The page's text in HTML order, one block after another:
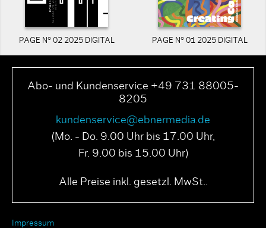
PAGE N° 02 2025 DIGITAL PAGE N° 01 2025 DIGITAL
Abo- und Kundenservice +49 731 88005-
8205
kundenservice@ebnermedia.de
(Mo. - Do. 9.00 Uhr bis 17.00 Uhr,
Fr. 9.00 bis 15.00 Uhr)
Alle Preise inkl. gesetzl. MwSt..
Impressum